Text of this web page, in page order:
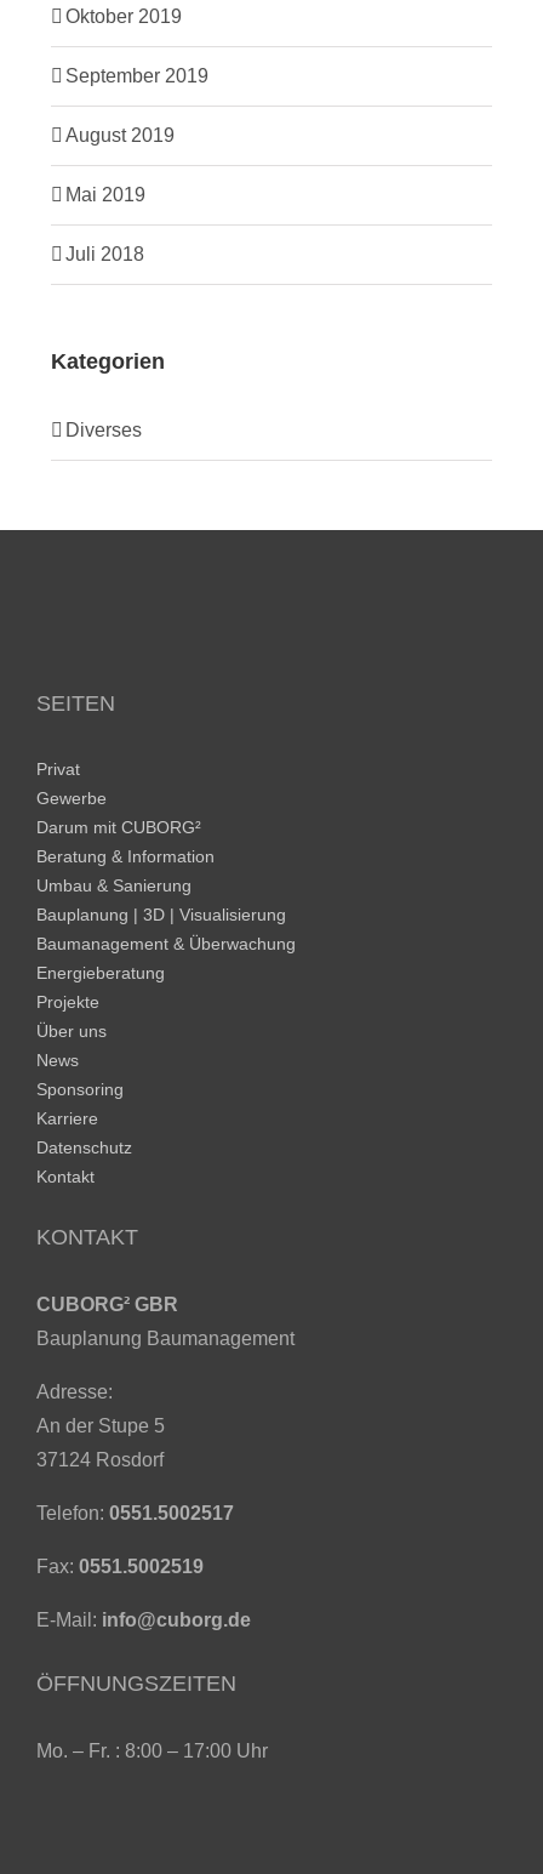
Oktober 2019
September 2019
August 2019
Mai 2019
Juli 2018
Kategorien
Diverses
SEITEN
Privat
Gewerbe
Darum mit CUBORG²
Beratung & Information
Umbau & Sanierung
Bauplanung | 3D | Visualisierung
Baumanagement & Überwachung
Energieberatung
Projekte
Über uns
News
Sponsoring
Karriere
Datenschutz
Kontakt
KONTAKT
CUBORG² GBR
Bauplanung Baumanagement
Adresse:
An der Stupe 5
37124 Rosdorf
Telefon: 0551.5002517
Fax: 0551.5002519
E-Mail: info@cuborg.de
ÖFFNUNGSZEITEN
Mo. – Fr. : 8:00 – 17:00 Uhr